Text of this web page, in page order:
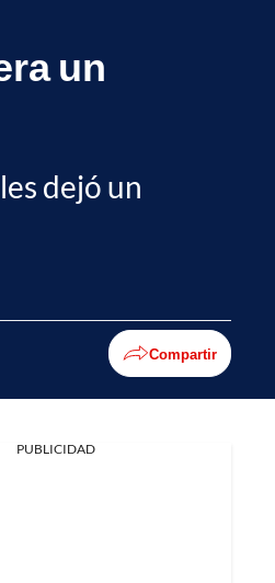
un
dejó un
Compartir
PUBLICIDAD